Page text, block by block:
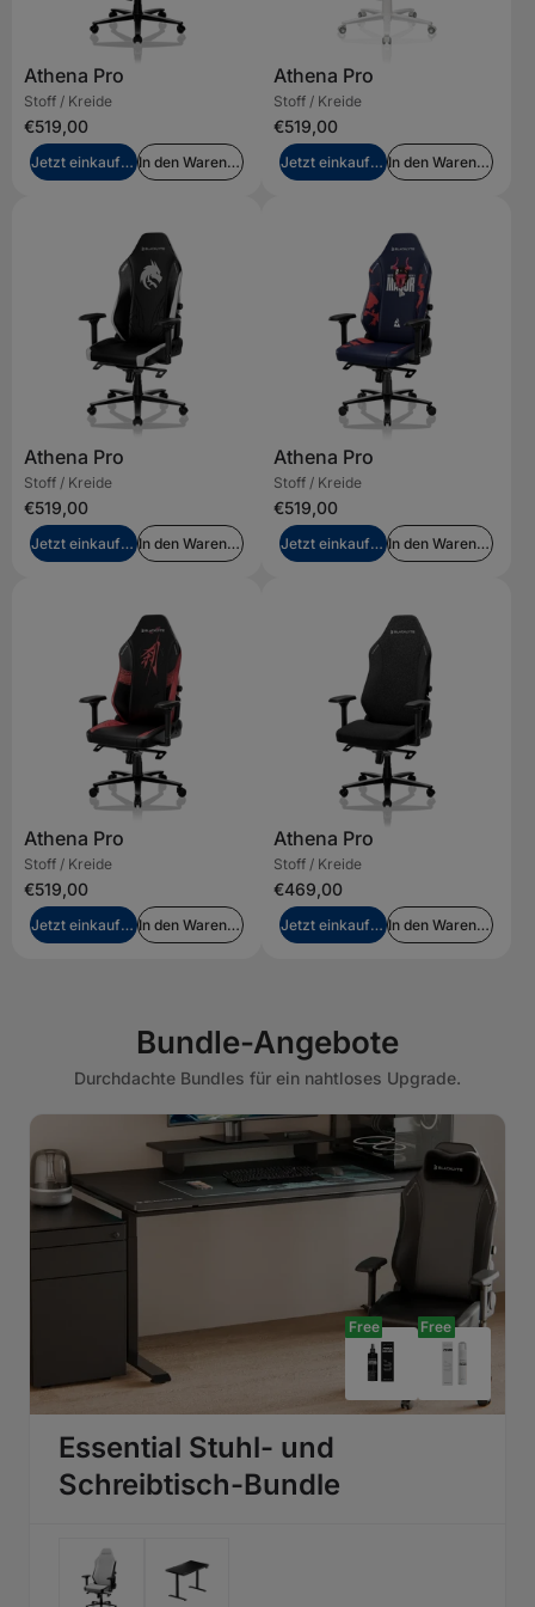
Athena Pro
Stoff / Kreide
€519,00
Jetzt einkaufen In den Warenkorb legen
Athena Pro
Stoff / Kreide
€519,00
Jetzt einkaufen In den Warenkorb legen
Athena Pro
Stoff / Kreide
€519,00
Jetzt einkaufen In den Warenkorb legen
Athena Pro
Stoff / Kreide
€519,00
Jetzt einkaufen In den Warenkorb legen
Athena Pro
Stoff / Kreide
€519,00
Jetzt einkaufen In den Warenkorb legen
Athena Pro
Stoff / Kreide
€469,00
Jetzt einkaufen In den Warenkorb legen
Bundle-Angebote
Durchdachte Bundles für ein nahtloses Upgrade.
Free Free
Essential Stuhl- und
Schreibtisch-Bundle